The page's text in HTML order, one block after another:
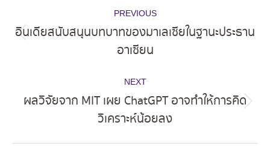
navigation
PREVIOUS
post:
อินเดียสนับสนุนบทบาทของมาเลเซียในฐานะประธาน
อาเซียน
NEXT
post:
ผลวิจัยจาก MIT เผย ChatGPT อาจทำให้การคิด
วิเคราะห์น้อยลง